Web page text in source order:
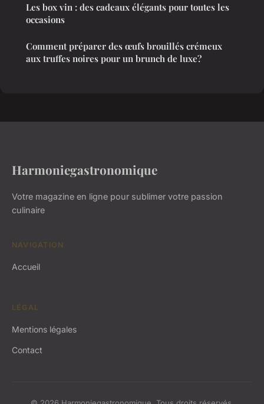
Les box vin : des cadeaux élégants pour toutes les
occasions
Comment préparer des œufs brouillés crémeux
aux truffes noires pour un brunch de luxe?
Harmoniegastronomique
Votre magazine en ligne pour sublimer votre passion
culinaire
NAVIGATION
Accueil
LÉGAL
Mentions légales
Contact